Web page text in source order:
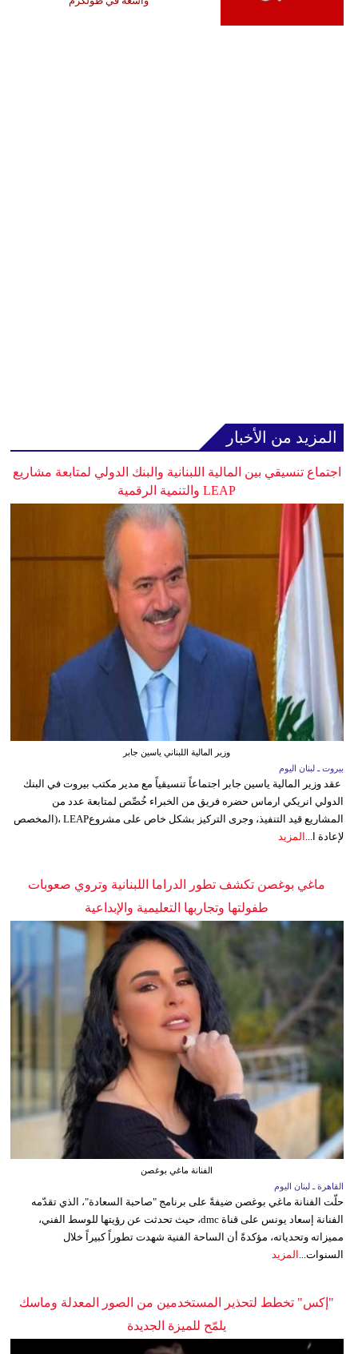
المزيد من الأخبار
اجتماع تنسيقي بين المالية اللبنانية والبنك الدولي لمتابعة مشاريع
LEAP والتنمية الرقمية
وزير المالية اللبناني ياسين جابر
بيروت ـ لبنان اليوم
عقد وزير المالية ياسين جابر اجتماعاً تنسيقياً مع مدير مكتب بيروت في البنك
الدولي انريكي ارماس حضره فريق من الخبراء خُصِّص لمتابعة عدد من
المشاريع قيد التنفيذ، وجرى التركيز بشكل خاص على مشروعLEAP ،(المخصص
لإعادة ا... المزيد
ماغي بوغصن تكشف تطور الدراما اللبنانية وتروي صعوبات
طفولتها وتجاربها التعليمية والإبداعية
الفنانة ماغي بوغصن
القاهرة ـ لبنان اليوم
حلّت الفنانة ماغي بوغصن ضيفةً على برنامج "صاحبة السعادة"، الذي تقدّمه
الفنانة إسعاد يونس على قناة dmc، حيث تحدثت عن رؤيتها للوسط الفني،
مميزاته وتحدياته، مؤكدةً أن الساحة الفنية شهدت تطوراً كبيراً خلال
السنوات... المزيد
"إكس" تخطط لتحذير المستخدمين من الصور المعدلة وماسك
يلمّح للميزة الجديدة